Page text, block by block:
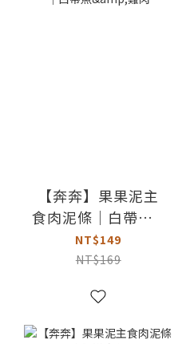
【奔奔】果果泥主
食肉泥條｜白帶魚&
雞肉
NT$149
NT$169